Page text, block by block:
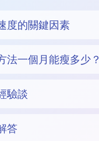
度的關鍵因素
法一個月能瘦多少？
驗談
答